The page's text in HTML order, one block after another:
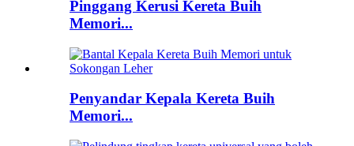
Pinggang Kerusi Kereta Buih
Memori...
Penyandar Kepala Kereta Buih
Memori...